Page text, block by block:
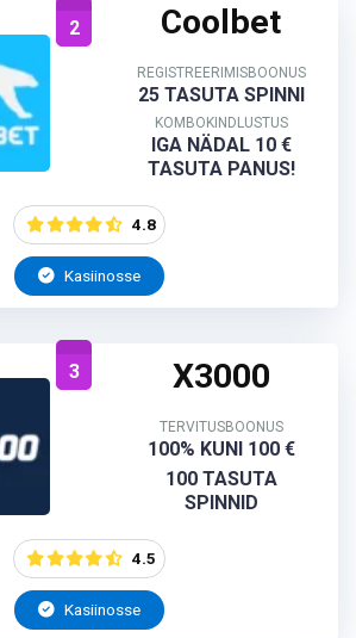
2 Coolbet
REGISTREERIMISBOONUS
25 TASUTA SPINNI
KOMBOKINDLUSTUS
IGA NÄDAL 10 €
TASUTA PANUS!
4.8
Kasiinosse
3 X3000
TERVITUSBOONUS
100% KUNI 100 €
100 TASUTA
SPINNID
4.5
Kasiinosse